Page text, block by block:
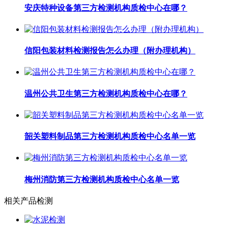
安庆特种设备第三方检测机构质检中心在哪？
信阳包装材料检测报告怎么办理（附办理机构）
温州公共卫生第三方检测机构质检中心在哪？
韶关塑料制品第三方检测机构质检中心名单一览
梅州消防第三方检测机构质检中心名单一览
相关产品检测